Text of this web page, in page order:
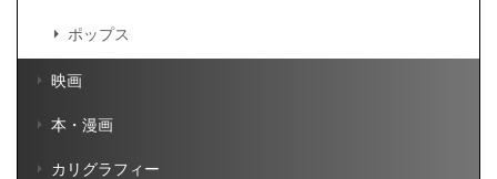
ポップス
映画
本・漫画
カリグラフィー